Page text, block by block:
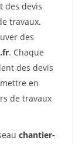
des devis
travaux.
des
. Chaque
des devis
en
de travaux
chantier-